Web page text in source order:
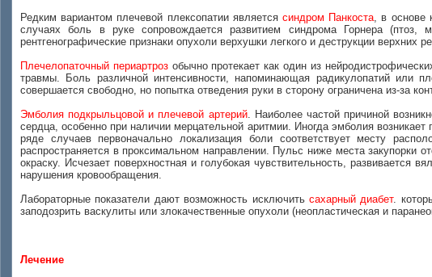
Редким вариантом плечевой плексопатии являетсясиндром Панкоста, в основе
случаях боль в руке сопровождается развитием синдрома Горнера (птоз,
рентгенографические признаки опухоли верхушки легкого и деструкции верхних
Плечелопаточный периартрозобычно протекает как один из
травмы. Боль различной интенсивности, напоминающая радикулопатий или
совершается свободно, но попытка отведения руки в сторону ограничена из-за
Эмболия подкрыльцовой и плечевой артерий. Наиболее частой причиной
сердца, особенно при наличии мерцательной аритмии. Иногда эмболия
ряде случаев первоначально локализация боли соответствует месту
распространяется в проксимальном направлении. Пульс ниже места закупорки
окраску. Исчезает поверхностная и голубокая чувствительность,
нарушения кровообращения.
Лабораторные показатели дают возможность исключить сахарный диабет.
заподозрить васкулиты или злокачественные опухоли (неопластическая и
Лечение